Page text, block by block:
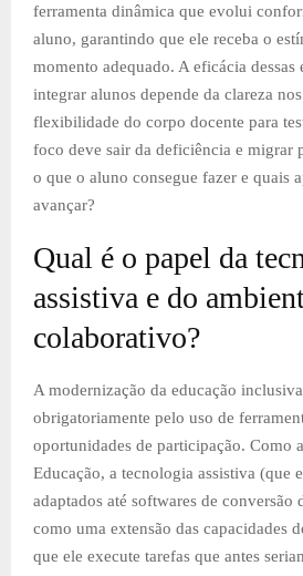
ferramenta dinâmica que evolui
aluno, garantindo que ele receba o
momento adequado. A eficácia dessas
integrar alunos depende da clareza
flexibilidade do corpo docente para
foco deve sair da deficiência e migrar
o que o aluno consegue fazer e quais
avançar?
Qual é o papel da
assistiva e do
colaborativo?
A modernização da educação inclusiva
obrigatoriamente pelo uso de
oportunidades de participação. Como
Educação, a tecnologia assistiva (que
adaptados até softwares de conversão
como uma extensão das capacidades
que ele execute tarefas que antes